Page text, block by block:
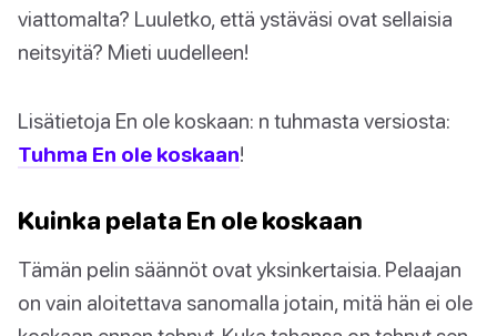
viattomalta? Luuletko, että ystäväsi ovat sellaisia
neitsyitä? Mieti uudelleen!
Lisätietoja En ole koskaan: n tuhmasta versiosta:
Tuhma En ole koskaan!
Kuinka pelata En ole koskaan
Tämän pelin säännöt ovat yksinkertaisia. Pelaajan
on vain aloitettava sanomalla jotain, mitä hän ei ole